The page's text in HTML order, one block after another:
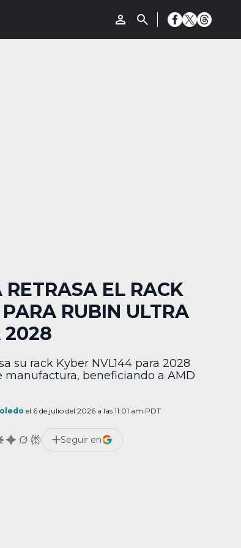
EL RACK
PARA RUBIN ULTRA
2028
su rack Kyber NVL144 para 2028
manufactura, beneficiando a AMD
el 6 de julio del 2026 a las 11:01 am PDT
Seguir en